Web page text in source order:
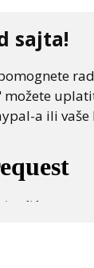
sajta!
možete
a ili vaše